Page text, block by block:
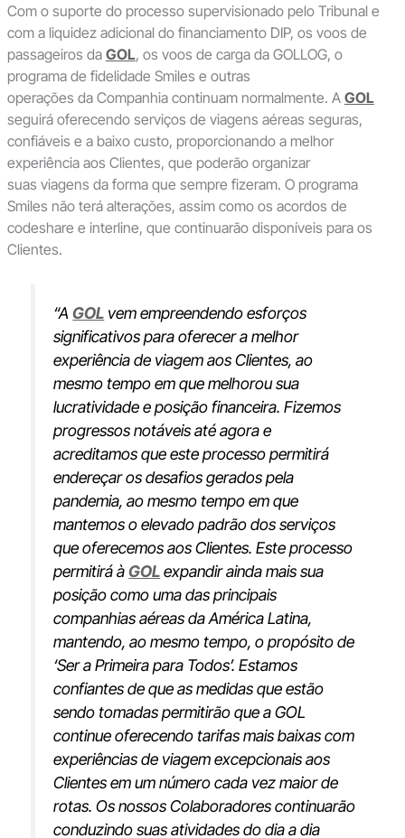
Com o suporte do processo supervisionado pelo Tribunal e
com a liquidez adicional do financiamento DIP, os voos de
passageiros da GOL, os voos de carga da GOLLOG, o
programa de fidelidade Smiles e outras
operações da Companhia continuam normalmente. A GOL
seguirá oferecendo serviços de viagens aéreas seguras,
confiáveis e a baixo custo, proporcionando a melhor
experiência aos Clientes, que poderão organizar
suas viagens da forma que sempre fizeram. O programa
Smiles não terá alterações, assim como os acordos de
codeshare e interline, que continuarão disponíveis para os
Clientes.
“AGOL vem empreendendo esforços
significativos para oferecer a melhor
experiência de viagem aos Clientes, ao
mesmo tempo em que melhorou sua
lucratividade e posição financeira. Fizemos
progressos notáveis até agora e
acreditamos que este processo permitirá
endereçar os desafios gerados pela
pandemia, ao mesmo tempo em que
mantemos o elevado padrão dos serviços
que oferecemos aos Clientes. Este processo
permitirá àGOLexpandir ainda mais sua
posição como uma das principais
companhias aéreas da América Latina,
mantendo, ao mesmo tempo, o propósito de
‘Ser a Primeira para Todos’. Estamos
confiantes de que as medidas que estão
sendo tomadas permitirão que a GOL
continue oferecendo tarifas mais baixas com
experiências de viagem excepcionais aos
Clientes em um número cada vez maior de
rotas. Os nossos Colaboradores continuarão
conduzindo suas atividades do dia a dia